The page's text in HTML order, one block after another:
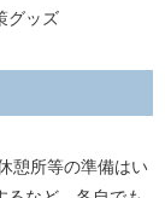
グッズ
憩所等の準備はい